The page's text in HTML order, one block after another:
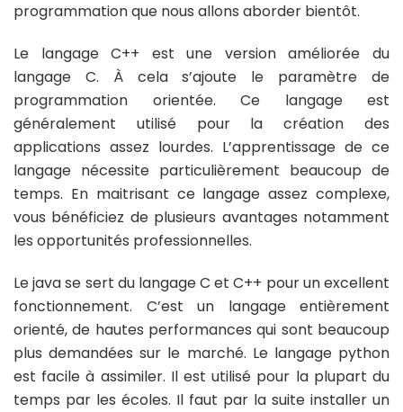
programmation que nous allons aborder bientôt.
Le langage C++ est une version améliorée du
langage C. À cela s’ajoute le paramètre de
programmation orientée. Ce langage est
généralement utilisé pour la création des
applications assez lourdes. L’apprentissage de ce
langage nécessite particulièrement beaucoup de
temps. En maitrisant ce langage assez complexe,
vous bénéficiez de plusieurs avantages notamment
les opportunités professionnelles.
Le java se sert du langage C et C++ pour un excellent
fonctionnement. C’est un langage entièrement
orienté, de hautes performances qui sont beaucoup
plus demandées sur le marché. Le langage python
est facile à assimiler. Il est utilisé pour la plupart du
temps par les écoles. Il faut par la suite installer un